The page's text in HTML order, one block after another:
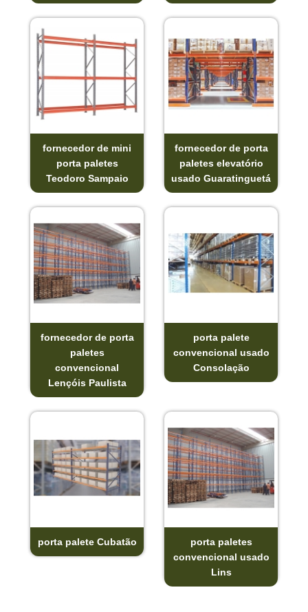
fornecedor de mini
porta paletes
Teodoro Sampaio
fornecedor de porta
paletes elevatório
usado Guaratinguetá
fornecedor de porta
paletes
convencional
Lençóis Paulista
porta palete
convencional usado
Consolação
porta palete Cubatão
porta paletes
convencional usado
Lins